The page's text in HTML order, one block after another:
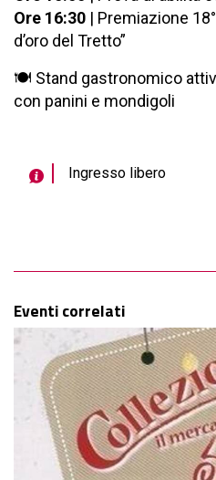
Ore 16:30 | Premiazione
d’oro del Tretto”
🍽️ Stand gastronomico
con panini e mondigoli
Ingresso libero
Eventi correlati